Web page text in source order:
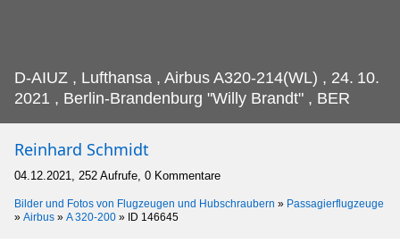
D-AIUZ , Lufthansa , Airbus A320-214(WL) , 24. 10.
2021 , Berlin-Brandenburg "Willy Brandt" , BER
Reinhard Schmidt
04.12.2021, 252 Aufrufe, 0 Kommentare
Bilder und Fotos von Flugzeugen und Hubschraubern » Passagierflugzeuge
» Airbus » A 320-200 » ID 146645